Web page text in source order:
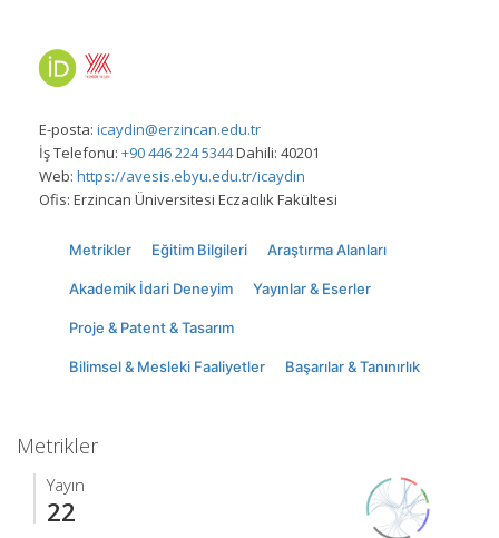
E-posta: icaydin@erzincan.edu.tr
İş Telefonu: +90 446 224 5344Dahili: 40201
Web: https://avesis.ebyu.edu.tr/icaydin
Ofis: Erzincan Üniversitesi Eczacılık Fakültesi
Metrikler Eğitim Bilgileri Araştırma Alanları
Akademik İdari Deneyim Yayınlar & Eserler
Proje & Patent & Tasarım
Bilimsel & Mesleki Faaliyetler Başarılar & Tanınırlık
Metrikler
Yayın
22